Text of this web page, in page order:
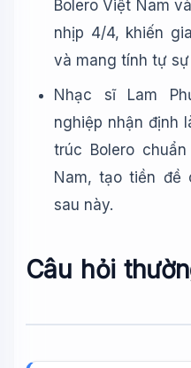
Bolero Việt Nam
nhịp 4/4, khiến
và mang tính tự sự
Nhạc sĩ Lam
nghiệp nhận định
trúc Bolero
Nam, tạo tiền
sau này.
Câu hỏi